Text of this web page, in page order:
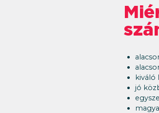
kiváló
jó